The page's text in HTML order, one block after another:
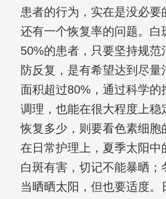
患者的行为，实在是没必要
还有一个恢复率的问题。白
50%的患者，只要坚持规范
防反复，是有希望达到尽量
面积超过80%，通过科学的
调理，也能在很大程度上稳
恢复多少，则要看色素细胞
在日常护理上，夏季太阳中
白斑有害，切记不能暴晒；
当晒晒太阳，但也要适度。